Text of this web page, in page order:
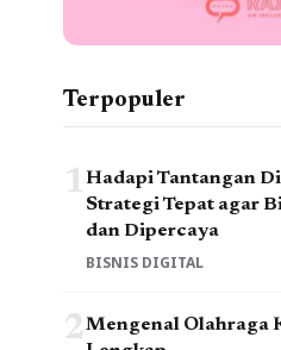
Terpopuler
1Hadapi Tantangan
Strategi Tepat agar
dan Dipercaya
BISNIS DIGITAL
2Mengenal Olahraga